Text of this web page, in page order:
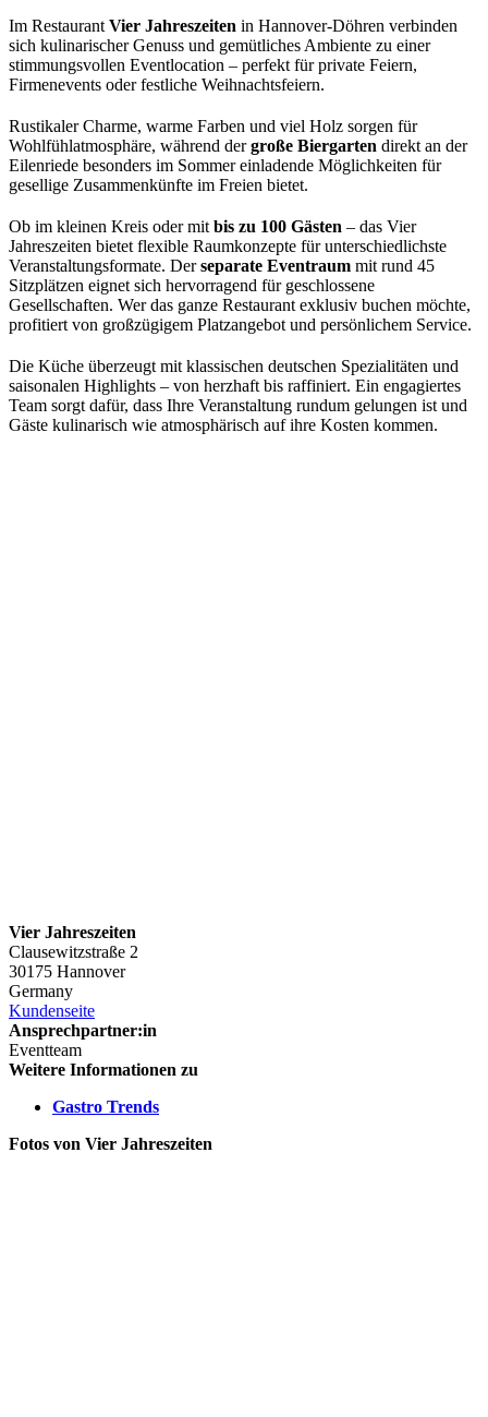
Im Restaurant Vier Jahreszeiten in Hannover-Döhren verbinden
sich kulinarischer Genuss und gemütliches Ambiente zu einer
stimmungsvollen Eventlocation – perfekt für private Feiern,
Firmenevents oder festliche Weihnachtsfeiern.
Rustikaler Charme, warme Farben und viel Holz sorgen für
Wohlfühlatmosphäre, während dergroße Biergarten direkt an der
Eilenriede besonders im Sommer einladende Möglichkeiten für
gesellige Zusammenkünfte im Freien bietet.
Ob im kleinen Kreis oder mit bis zu 100 Gästen – das Vier
Jahreszeiten bietet flexible Raumkonzepte für unterschiedlichste
Veranstaltungsformate. Derseparate Eventraum mit rund 45
Sitzplätzen eignet sich hervorragend für geschlossene
Gesellschaften. Wer das ganze Restaurant exklusiv buchen möchte,
profitiert von großzügigem Platzangebot und persönlichem Service.
Die Küche überzeugt mit klassischen deutschen Spezialitäten und
saisonalen Highlights – von herzhaft bis raffiniert. Ein engagiertes
Team sorgt dafür, dass Ihre Veranstaltung rundum gelungen ist und
Gäste kulinarisch wie atmosphärisch auf ihre Kosten kommen.
Vier Jahreszeiten
Clausewitzstraße 2
30175 Hannover
Germany
Kundenseite
Ansprechpartner:in
Eventteam
Weitere Informationen zu
Gastro Trends
Fotos von Vier Jahreszeiten